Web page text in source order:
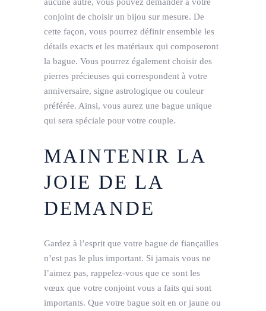
conjoint de choisir un bijou sur mesure. De
cette façon, vous pourrez définir ensemble les
détails exacts et les matériaux qui composeront
la bague. Vous pourrez également choisir des
pierres précieuses qui correspondent à votre
anniversaire, signe astrologique ou couleur
préférée. Ainsi, vous aurez une bague unique
qui sera spéciale pour votre couple.
MAINTENIR LA
JOIE DE LA
DEMANDE
Gardez à l’esprit que votre bague de fiançailles
n’est pas le plus important. Si jamais vous ne
l’aimez pas, rappelez-vous que ce sont les
vœux que votre conjoint vous a faits qui sont
importants. Que votre bague soit en or jaune ou